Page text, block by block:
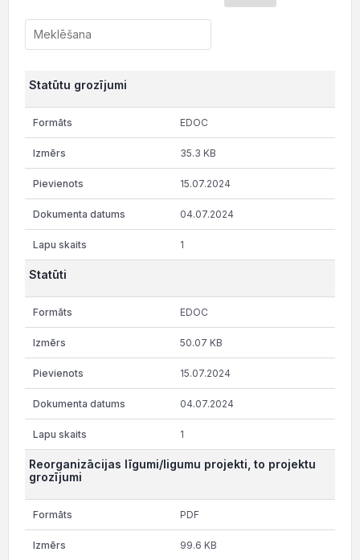
Statūtu grozījumi
EDOC
35.3 KB
15.07.2024
04.07.2024
1
Statūti
EDOC
50.07 KB
15.07.2024
04.07.2024
1
Reorganizācijas līgumi/ligumu projekti, to projektu
grozījumi
PDF
99.6 KB